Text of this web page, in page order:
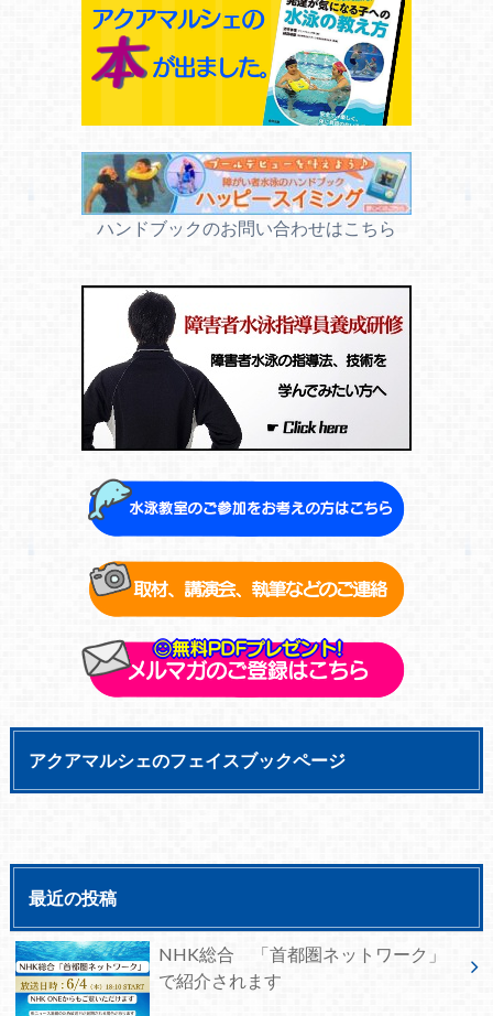
ハンドブックのお問い合わせはこちら
アクアマルシェのフェイスブックページ
最近の投稿
NHK総合 「首都圏ネットワーク」
で紹介されます